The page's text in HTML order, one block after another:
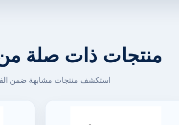
منتجات ذات صلة
استكشف منتجات مشابهة ضمن